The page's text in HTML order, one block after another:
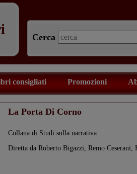
Cerca
consigliati Promozioni
La Porta Di Corno
Collana di Studi sulla narrativa
Diretta da Roberto Bigazzi, Remo Ceserani,